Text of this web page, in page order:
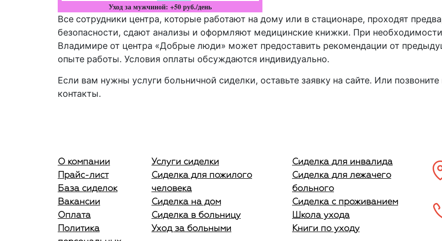
Уход за мужчиной: +50 руб./день
Все сотрудники центра, которые работают на дому или в стационаре, проходят
безопасности, сдают анализы и оформляют медицинские книжки. При
Владимире от центра «Добрые люди» может предоставить рекомендации от
опыте работы. Условия оплаты обсуждаются индивидуально.
Если вам нужны услуги больничной сиделки, оставьте заявку на сайте. Или
контакты.
О компании
Прайс-лист
База сиделок
Вакансии
Оплата
Политика
Услуги сиделки
Сиделка для пожилого
человека
Сиделка на дом
Сиделка в больницу
Уход за больными
Сиделка для инвалида
Сиделка для лежачего
больного
Сиделка с проживанием
Школа ухода
Книги по уходу